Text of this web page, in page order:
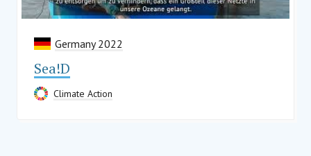
Germany 2022
Sea!D
Climate Action